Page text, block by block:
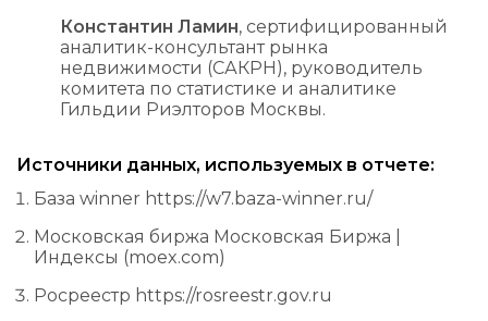
Константин Ламин, сертифицированный
аналитик-консультант рынка
недвижимости (САКРН), руководитель
комитета по статистике и аналитике
Гильдии Риэлторов Москвы.
Источники данных, используемых в отчете:
База winner https://w7.baza-winner.ru/
Московская биржа Московская Биржа |
Индексы (moex.com)
Росреестр https://rosreestr.gov.ru